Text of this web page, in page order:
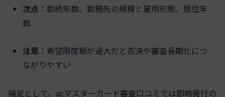
次点 ：勤続年数、勤務先の規模と雇用形態、居住年
数
注意 ：希望限度額が過大だと否決や審査長期化につ
ながりやすい
補足として、acマスターカード審査口コミでは即時発行の